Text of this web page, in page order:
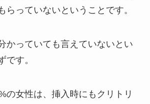
らっていないということです。
かっていても言えていないとい
です。
の女性は、挿入時にもクリトリ